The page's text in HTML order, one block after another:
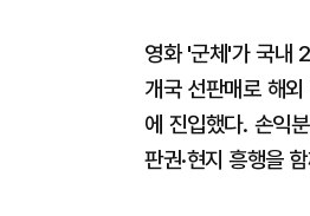
영화 '군체'가 국내
개국 선판매로 해
에 진입했다. 손익
판권·현지 흥행을